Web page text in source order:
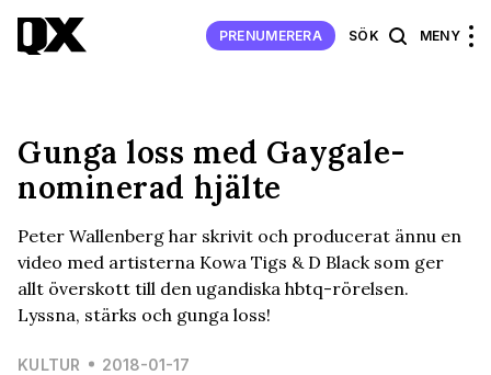
PRENUMERERA SÖK MENY
Gunga loss med Gaygale-
nominerad hjälte
Peter Wallenberg har skrivit och producerat ännu en
video med artisterna Kowa Tigs & D Black som ger
allt överskott till den ugandiska hbtq-rörelsen.
Lyssna, stärks och gunga loss!
KULTUR 2018-01-17